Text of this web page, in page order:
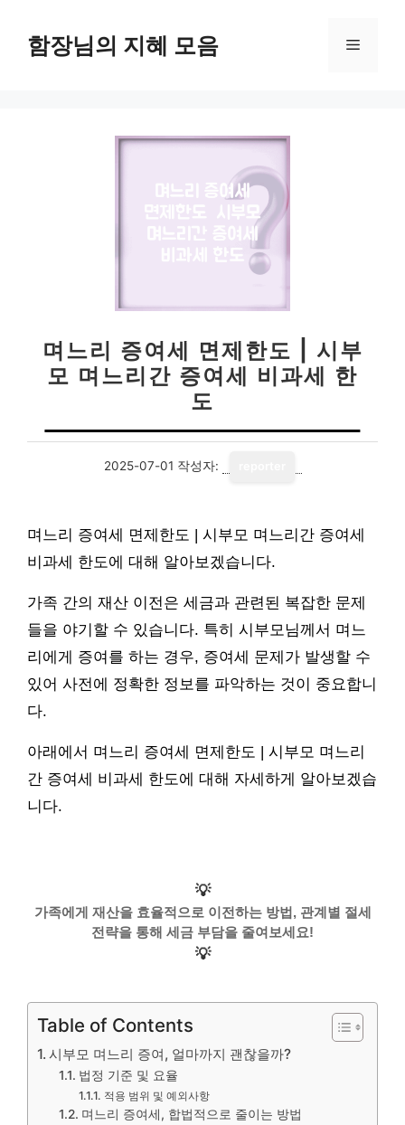
함장님의 지혜 모음 메
며느리 증여세 면제한도 | 시부
모 며느리간 증여세 비과세 한
도
2025-07-01 작성자:
며느리 증여세 면제한도 | 시부모 며느리간 증여세
비과세 한도에 대해 알아보겠습니다.
가족 간의 재산 이전은 세금과 관련된 복잡한 문제
들을 야기할 수 있습니다. 특히 시부모님께서 며느
리에게 증여를 하는 경우, 증여세 문제가 발생할 수
있어 사전에 정확한 정보를 파악하는 것이 중요합니
다.
아래에서 며느리 증여세 면제한도 | 시부모 며느리
간 증여세 비과세 한도에 대해 자세하게 알아보겠습
니다.
💡
가족에게 재산을 효율적으로 이전하는 방법, 관계별 절세
전략을 통해 세금 부담을 줄여보세요!
💡
Table of Contents
시부모 며느리 증여, 얼마까지 괜찮을까?
법정 기준 및 요율
적용 범위 및 예외사항
며느리 증여세, 합법적으로 줄이는 방법